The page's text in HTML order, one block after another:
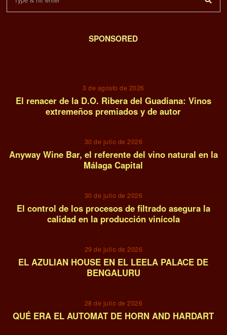
SPONSORED
3 de agosto de 2026
El renacer de la D.O. Ribera del Guadiana: Vinos
extremeños premiados y de autor
30 de julio de 2026
Anyway Wine Bar, el referente del vino natural en la
Málaga Capital
30 de julio de 2026
El control de los procesos de filtrado asegura la
calidad en la producción vinícola
29 de julio de 2026
EL AZULIAN HOUSE EN EL LEELA PALACE DE
BENGALURU
28 de julio de 2026
QUÉ ERA EL AUTOMAT DE HORN AND HARDART
06